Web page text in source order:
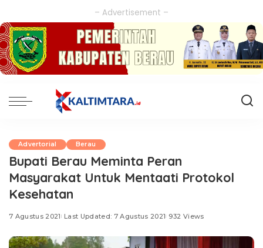
– Advertisement –
Advertorial Berau
Bupati Berau Meminta Peran
Masyarakat Untuk Mentaati Protokol
Kesehatan
7 Agustus 2021 Last Updated: 7 Agustus 2021 932 Views